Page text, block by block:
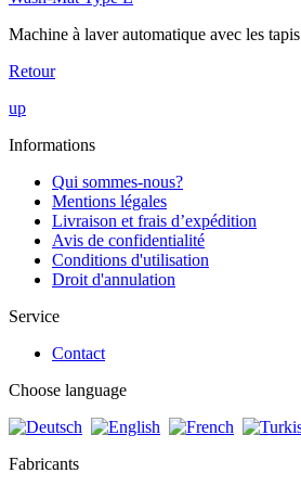
Machine à laver automatique avec les
Retour
up
Informations
Qui sommes-nous?
Mentions légales
Livraison et frais d’expédition
Avis de confidentialité
Conditions d'utilisation
Droit d'annulation
Service
Contact
Choose language
Fabricants